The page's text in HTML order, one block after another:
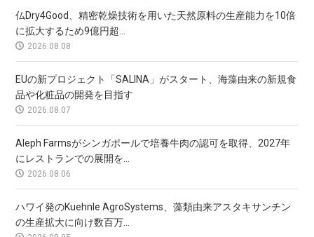
仏Dry4Good、精密乾燥技術を用いた天然原料の生産能力を10倍
に拡大するため9億円超...
2026.08.08
EUの新プロジェクト「SALINA」がスタート、海藻由来の新規食
品や化粧品の開発を目指す
2026.08.07
Aleph Farmsがシンガポールで培養牛肉の認可を取得、2027年
にレストランでの展開を...
2026.08.06
ハワイ発のKuehnle AgroSystems、藻類由来アスタキサンチン
の生産拡大に向け数百万...